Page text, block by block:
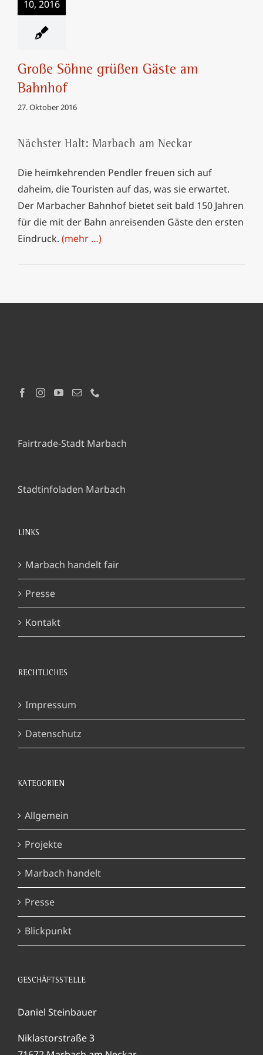
10, 2016
Große Söhne grüßen Gäste am
Bahnhof
27. Oktober 2016
Nächster Halt: Marbach am Neckar
Die heimkehrenden Pendler freuen sich auf
daheim, die Touristen auf das, was sie erwartet.
Der Marbacher Bahnhof bietet seit bald 150 Jahren
für die mit der Bahn anreisenden Gäste den ersten
Eindruck. (mehr …)
Fairtrade-Stadt Marbach
Stadtinfoladen Marbach
LINKS
Marbach handelt fair
Presse
Kontakt
RECHTLICHES
Impressum
Datenschutz
KATEGORIEN
Allgemein
Projekte
Marbach handelt
Presse
Blickpunkt
GESCHÄFTSSTELLE
Daniel Steinbauer
Niklastorstraße 3